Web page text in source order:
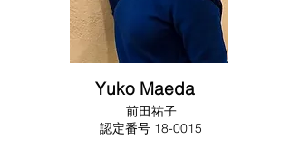
Yuko Maeda
前田祐子
​​認定番号 18-0015